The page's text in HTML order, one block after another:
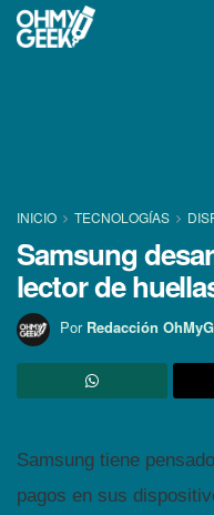
INICIO TECNOLOGÍ­AS
Samsung
lector de
Por Redacción
Samsung tiene
pagos en sus